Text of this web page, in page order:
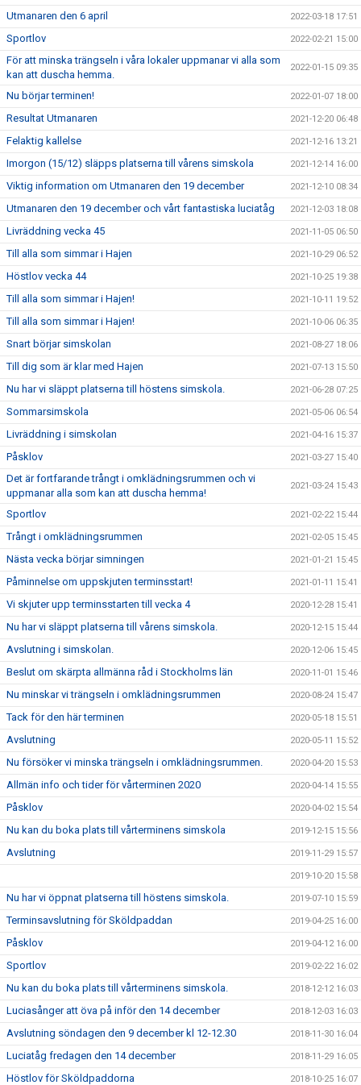
Utmanaren den 6 april 2022-03-18 17:51
Sportlov 2022-02-21 15:00
För att minska trängseln i våra lokaler uppmanar vi alla som
kan att duscha hemma.
2022-01-15 09:35
Nu börjar terminen! 2022-01-07 18:00
Resultat Utmanaren 2021-12-20 06:48
Felaktig kallelse 2021-12-16 13:21
Imorgon (15/12) släpps platserna till vårens simskola 2021-12-14 16:00
Viktig information om Utmanaren den 19 december 2021-12-10 08:34
Utmanaren den 19 december och vårt fantastiska luciatåg 2021-12-03 18:08
Livräddning vecka 45 2021-11-05 06:50
Till alla som simmar i Hajen 2021-10-29 06:52
Höstlov vecka 44 2021-10-25 19:38
Till alla som simmar i Hajen! 2021-10-11 19:52
Till alla som simmar i Hajen! 2021-10-06 06:35
Snart börjar simskolan 2021-08-27 18:06
Till dig som är klar med Hajen 2021-07-13 15:50
Nu har vi släppt platserna till höstens simskola. 2021-06-28 07:25
Sommarsimskola 2021-05-06 06:54
Livräddning i simskolan 2021-04-16 15:37
Påsklov 2021-03-27 15:40
Det är fortfarande trångt i omklädningsrummen och vi
uppmanar alla som kan att duscha hemma!
2021-03-24 15:43
Sportlov 2021-02-22 15:44
Trångt i omklädningsrummen 2021-02-05 15:45
Nästa vecka börjar simningen 2021-01-21 15:45
Påminnelse om uppskjuten terminsstart! 2021-01-11 15:41
Vi skjuter upp terminsstarten till vecka 4 2020-12-28 15:41
Nu har vi släppt platserna till vårens simskola. 2020-12-15 15:44
Avslutning i simskolan. 2020-12-06 15:45
Beslut om skärpta allmänna råd i Stockholms län 2020-11-01 15:46
Nu minskar vi trängseln i omklädningsrummen 2020-08-24 15:47
Tack för den här terminen 2020-05-18 15:51
Avslutning 2020-05-11 15:52
Nu försöker vi minska trängseln i omklädningsrummen. 2020-04-20 15:53
Allmän info och tider för vårterminen 2020 2020-04-14 15:55
Påsklov 2020-04-02 15:54
Nu kan du boka plats till vårterminens simskola 2019-12-15 15:56
Avslutning 2019-11-29 15:57
2019-10-20 15:58
Nu har vi öppnat platserna till höstens simskola. 2019-07-10 15:59
Terminsavslutning för Sköldpaddan 2019-04-25 16:00
Påsklov 2019-04-12 16:00
Sportlov 2019-02-22 16:02
Nu kan du boka plats till vårterminens simskola. 2018-12-12 16:03
Luciasånger att öva på inför den 14 december 2018-12-03 16:03
Avslutning söndagen den 9 december kl 12-12.30 2018-11-30 16:04
Luciatåg fredagen den 14 december 2018-11-29 16:05
Höstlov för Sköldpaddorna 2018-10-25 16:07